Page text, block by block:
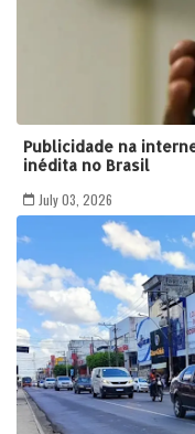
Publicidade na
inédita no Brasil
July 03, 2026